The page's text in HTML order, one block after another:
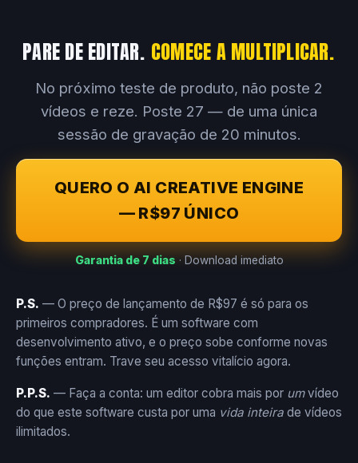
PARE DE EDITAR. COMECE A MULTIPLICAR.
No próximo teste de produto, não poste 2
vídeos e reze. Poste 27 — de uma única
sessão de gravação de 20 minutos.
QUERO O AI CREATIVE ENGINE
— R$97 ÚNICO
Garantia de 7 dias · Download imediato
P.S. — O preço de lançamento de R$97 é só para os
primeiros compradores. É um software com
desenvolvimento ativo, e o preço sobe conforme novas
funções entram. Trave seu acesso vitalício agora.
P.P.S. — Faça a conta: um editor cobra mais por umvídeo
do que este software custa por uma vida inteira de vídeos
ilimitados.